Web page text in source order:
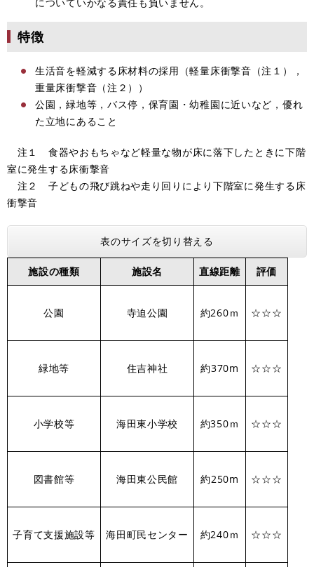
特徴
生活音を軽減する床材料の採用（軽量床衝撃音（注１），
重量床衝撃音（注２））
公園，緑地等，バス停，保育園・幼稚園に近いなど，優れ
た立地にあること
注１ 食器やおもちゃなど軽量な物が床に落下したときに下階
室に発生する床衝撃音
注２ 子どもの飛び跳ねや走り回りにより下階室に発生する床
衝撃音
表のサイズを切り替える
施設の種類 施設名 直線距離 評価
公園 寺迫公園 約260ｍ ☆☆☆
緑地等 住吉神社 約370m ☆☆☆
小学校等 海田東小学校 約350ｍ ☆☆☆
図書館等 海田東公民館 約250m ☆☆☆
子育て支援施設等 海田町民センター 約240ｍ ☆☆☆